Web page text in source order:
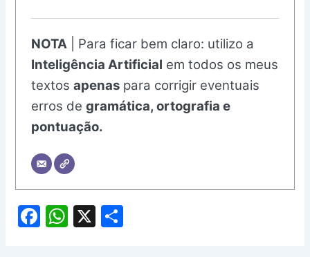
NOTA | Para ficar bem claro: utilizo a
Inteligência Artificial em todos os meus
textosapenas para corrigir eventuais
erros degramática, ortografia e
pontuação.
F
W X